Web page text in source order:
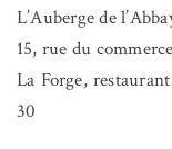
L’Auberge de
15, rue du commerce
La Forge,
30